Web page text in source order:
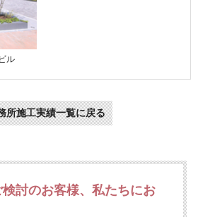
ル
所施工実績一覧に戻る
討のお客様、私たちにお